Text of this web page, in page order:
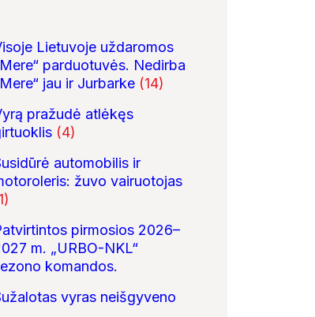
08:01
TAS „SIX-
Jurbarkas sutiko
2024-uosius!
Lietuvoje uždaromos
parduotuvės. Nedirba
jau ir Jurbarke (14)
pražudė atlėkęs
(4)
automobilis ir
žuvo vairuotojas
pirmosios 2026–
m. „URBO-NKL“
komandos.
vyras neišgyveno